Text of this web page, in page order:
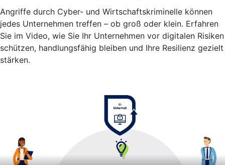
Angriffe durch Cyber- und Wirtschaftskriminelle können
jedes Unternehmen treffen – ob groß oder klein. Erfahren
Sie im Video, wie Sie Ihr Unternehmen vor digitalen Risiken
schützen, handlungsfähig bleiben und Ihre Resilienz gezielt
stärken.